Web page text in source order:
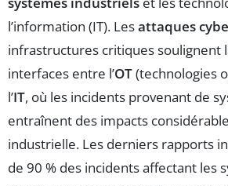
l’information (IT). Lesattaques
infrastructures critiques soulignent
interfaces entre l’OT(technologies
l’IT, où les incidents provenant de
entraînent des impacts
industrielle. Les derniers rapports
de 90 % des incidents affectant les